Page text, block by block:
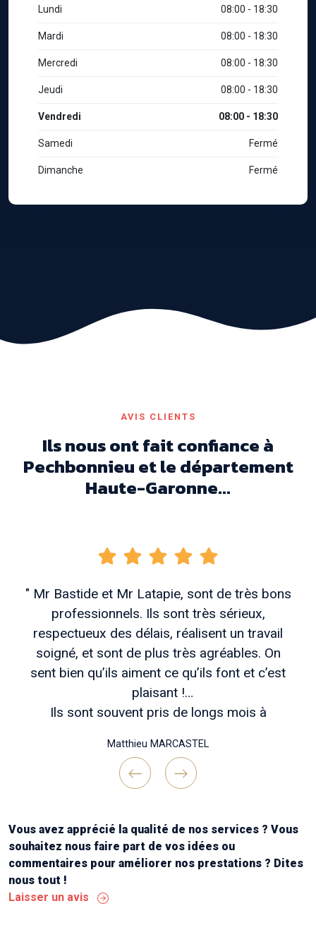
Lundi 08:00 - 18:30
Mardi 08:00 - 18:30
Mercredi 08:00 - 18:30
Jeudi 08:00 - 18:30
Vendredi 08:00 - 18:30
Samedi Fermé
Dimanche Fermé
AVIS CLIENTS
Ils nous ont fait confiance à
Pechbonnieu et le département
Haute-Garonne...
" Mr Bastide et Mr Latapie, sont de très bons
professionnels. Ils sont très sérieux,
respectueux des délais, réalisent un travail
soigné, et sont de plus très agréables. On
sent bien qu’ils aiment ce qu’ils font et c’est
plaisant !
Ils sont souvent pris de longs mois à
vous voulez des travaux bien réfléchis en
amont , un chantier bien tenu et une belle
réalisation finale !
Matthieu MARCASTEL
PreviousNext
Vous avez apprécié la qualité de nos services ? Vous
souhaitez nous faire part de vos idées ou
commentaires pour améliorer nos prestations ? Dites
nous tout !
Laisser un avis